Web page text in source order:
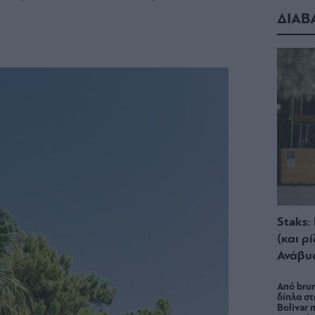
Staks:
(και
Από
δίπλα
Bolivar